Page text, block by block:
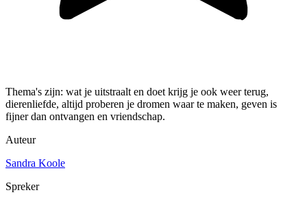
Thema's zijn: wat je uitstraalt en doet krijg je ook weer terug,
dierenliefde, altijd proberen je dromen waar te maken, geven is
fijner dan ontvangen en vriendschap.
Auteur
Sandra Koole
Spreker